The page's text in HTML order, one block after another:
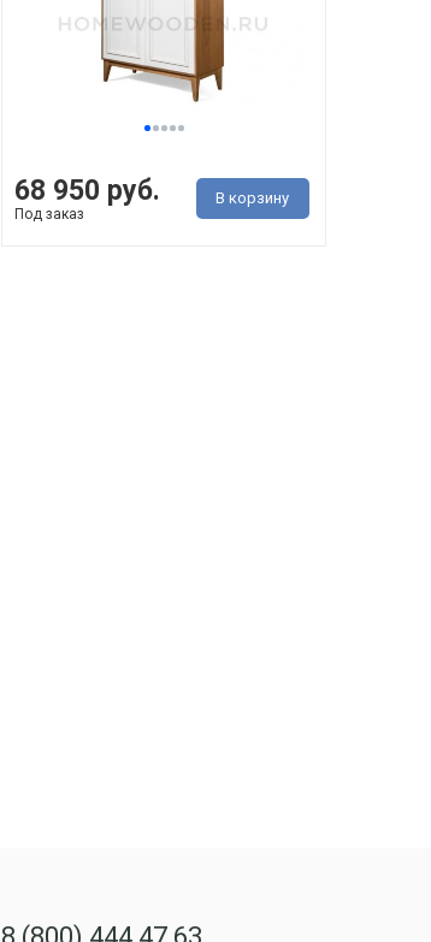
68 950 руб.
Под заказ
В корзину